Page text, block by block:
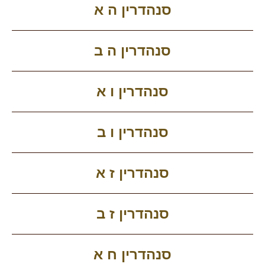
סנהדרין ה א
סנהדרין ה ב
סנהדרין ו א
סנהדרין ו ב
סנהדרין ז א
סנהדרין ז ב
סנהדרין ח א